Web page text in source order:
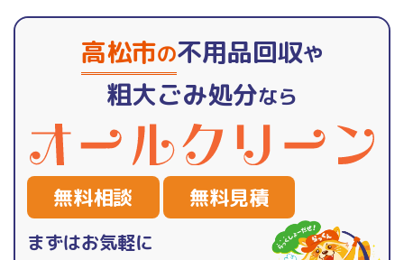
高松市の不用品回収や
粗大ごみ処分なら
無料相談 無料見積
まずはお気軽に